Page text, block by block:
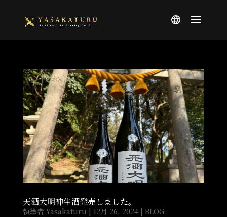
天酒大明神生酒発売しました。
執筆者 Yasakaturu | 12月 26, 2024| BLOG